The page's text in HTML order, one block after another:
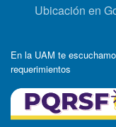
Ubicación en
En la UAM te
requerimientos